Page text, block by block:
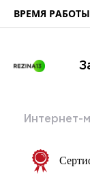
ВРЕМЯ
Интернет-